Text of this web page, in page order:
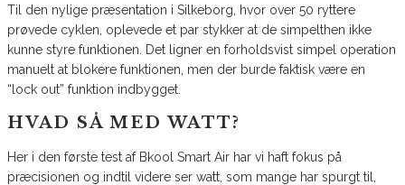
Til den nylige præsentation i Silkeborg, hvor over 50 ryttere
prøvede cyklen, oplevede et par stykker at de simpelthen ikke
kunne styre funktionen. Det ligner en forholdsvist simpel operation
manuelt at blokere funktionen, men der burde faktisk være en
“lock out” funktion indbygget.
HVAD SÅ MED WATT?
Her i den første test af Bkool Smart Air har vi haft fokus på
præcisionen og indtil videre ser watt, som mange har spurgt til,